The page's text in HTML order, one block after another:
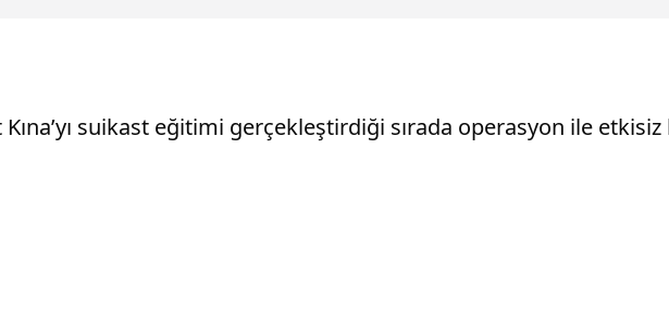
suikast eğitimi gerçekleştirdiği sırada operasyon ile